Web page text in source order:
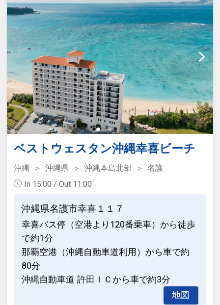
・お子様用浴衣（着丈80cm）
・ベビーカー（バギータイプ）
・ベビーベッド（0歳のみ）
・お子様用補助便座
・お子様用踏み台
・蓋付きオムツ用ゴミ箱
※上記アメニティのお手配をご希望のお
客様は、事前にホテルまでご連絡くださ
い。TEL：0980-41-2222
・全室「禁煙」「ガーデンビュー」とな
ります。
・添い寝扱いは6歳以下（未就学）とな
・1室3名様以上ご利用の場合は、エキス
トラベッドでのご利用となります。
※パームコテージのみ3台目はソファベ
ッド
・満室になり次第プラン終了となりま
す。
設定期間：2026年9月1日～2026年11月
＜ ホテルからのおもてなし ＞
・全室コーヒーマシン完備
・展望浴場シーサイド・サウナ(大浴場
＆サウナ)ご利用可（代金不要）
・ビーチチェア、パラソル、タオル貸出
可（代金不要）
・屋外プールご利用可（代金不要）※3
月オープン予定
・レンタサイクル2時間可（代金不要）
※ギアなし
貸出時間10：00～17：00（台数に限り
＜ お子様用アメニティ 代金不要で貸出
・ベビーガード
・ベビーバス
・お子様用の歯ブラシセット
・お子様用浴衣（着丈80cm）
・ベビーカー（バギータイプ）
・ベビーベッド（0歳のみ）
ベストウェスタン沖縄幸喜ビーチ
沖縄 沖縄県 沖縄本島北部
名護
In 15:00 / Out 11:00
沖縄県名護市幸喜１１７
幸喜バス停（空港より120番乗車）から徒歩
で約1分
那覇空港（沖縄自動車道利用）から車で約
80分
沖縄自動車道 許田ＩＣから車で約3分
地図